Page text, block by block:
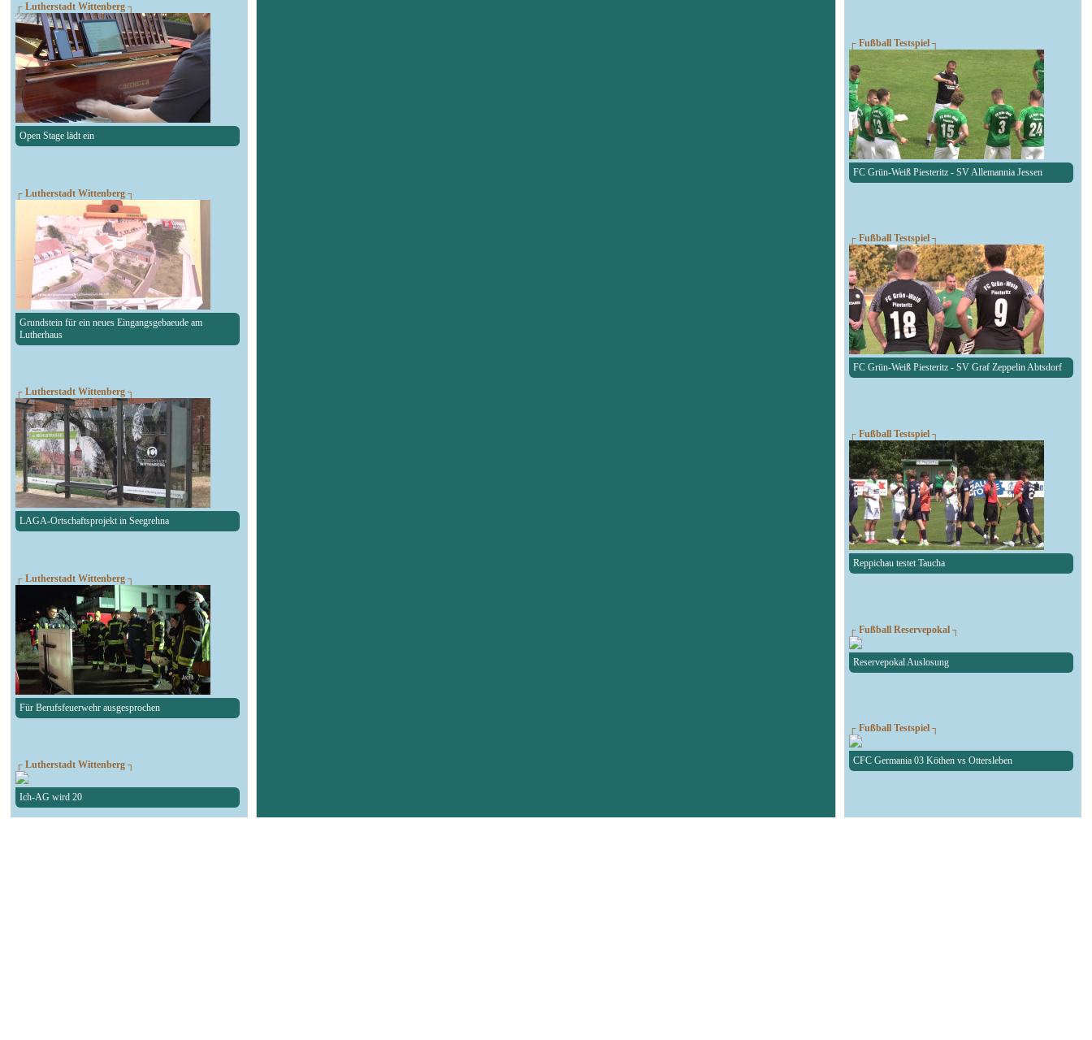
┌ Lutherstadt Wittenberg ┐
Open Stage lädt ein
┌ Lutherstadt Wittenberg ┐
Grundstein für ein neues Eingangsgebaeude am
Lutherhaus
┌ Lutherstadt Wittenberg ┐
LAGA-Ortschaftsprojekt in Seegrehna
┌ Lutherstadt Wittenberg ┐
Für Berufsfeuerwehr ausgesprochen
┌ Lutherstadt Wittenberg ┐
Ich-AG wird 20
┌ Fußball Testspiel ┐
FC Grün-Weiß Piesteritz - SV Allemannia Jessen
┌ Fußball Testspiel ┐
FC Grün-Weiß Piesteritz - SV Graf Zeppelin Abtsdorf
┌ Fußball Testspiel ┐
Reppichau testet Taucha
┌ Fußball Reservepokal ┐
Reservepokal Auslosung
┌ Fußball Testspiel ┐
CFC Germania 03 Köthen vs Ottersleben